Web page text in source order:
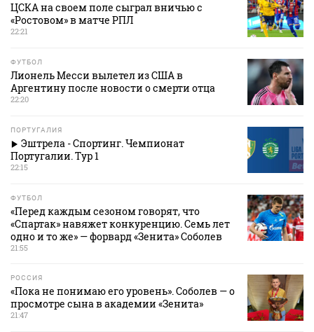
ЦСКА на своем поле сыграл вничью с
«Ростовом» в матче РПЛ
22:21
ФУТБОЛ
Лионель Месси вылетел из США в
Аргентину после новости о смерти отца
22:20
ПОРТУГАЛИЯ
Эштрела - Спортинг. Чемпионат
Португалии. Тур 1
22:15
ФУТБОЛ
«Перед каждым сезоном говорят, что
«Спартак» навяжет конкуренцию. Семь лет
одно и то же» — форвард «Зенита» Соболев
21:55
РОССИЯ
«Пока не понимаю его уровень». Соболев — о
просмотре сына в академии «Зенита»
21:47